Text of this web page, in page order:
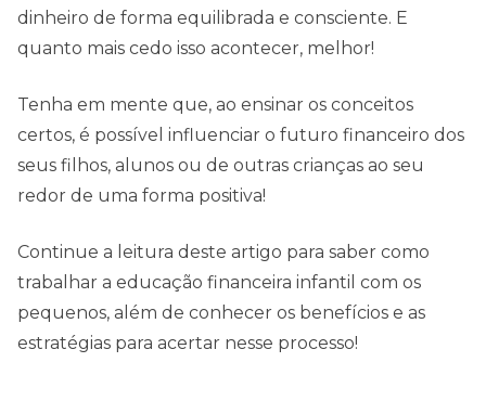
dinheiro de forma equilibrada e consciente. E
quanto mais cedo isso acontecer, melhor!
Tenha em mente que, ao ensinar os conceitos
certos, é possível influenciar o futuro financeiro dos
seus filhos, alunos ou de outras crianças ao seu
redor de uma forma positiva!
Continue a leitura deste artigo para saber como
trabalhar a educação financeira infantil com os
pequenos, além de conhecer os benefícios e as
estratégias para acertar nesse processo!